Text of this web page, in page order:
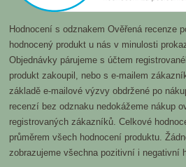
Hodnocení s odznakem Ověřená recenze
hodnocený produkt u nás v minulosti
Objednávky párujeme s účtem
produkt zakoupil, nebo s e-mailem
základě e-mailové výzvy obdržené po
recenzí bez odznaku nedokážeme nákup
registrovaných zákazníků. Celkové
průměrem všech hodnocení produktu.
zobrazujeme všechna pozitivní i negativní